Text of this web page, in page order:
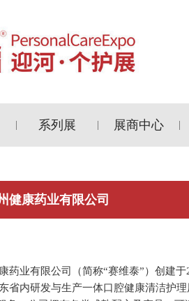
系列展 展商中心
健康药业有限公司
药业有限公司（简称“赛维泰”）创建
省内研发与生产一体口腔健康清洁护